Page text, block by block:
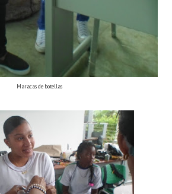
Maracas de botellas